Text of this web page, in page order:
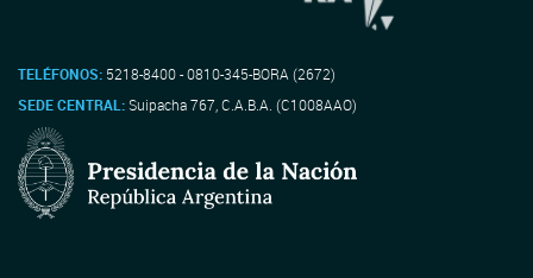
TELÉFONOS: 5218-8400 - 0810-345-BORA (2672)
SEDE CENTRAL:Suipacha 767, C.A.B.A. (C1008AAO)